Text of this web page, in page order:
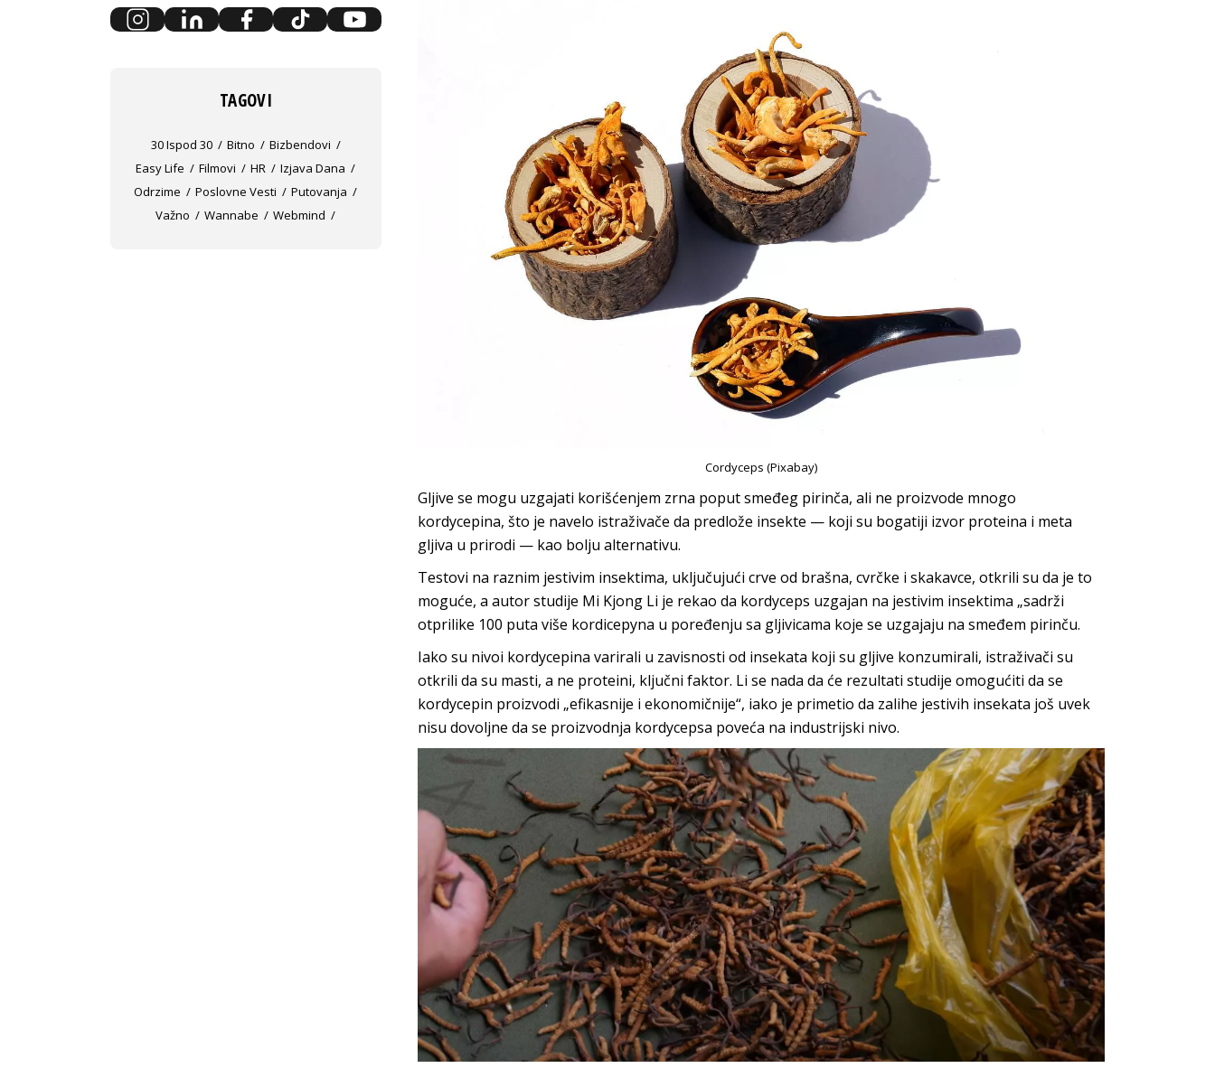
Cordyceps (Pixabay)
Gljive se mogu uzgajati korišćenjem zrna poput smeđeg pirinča, ali ne proizvode mnogo
kordycepina, što je navelo istraživače da predlože insekte — koji su bogatiji izvor proteina i meta
gljiva u prirodi — kao bolju alternativu.
Testovi na raznim jestivim insektima, uključujući crve od brašna, cvrčke i skakavce, otkrili su da je to
moguće, a autor studije Mi Kjong Li je rekao da kordyceps uzgajan na jestivim insektima „sadrži
otprilike 100 puta više kordicepyna u poređenju sa gljivicama koje se uzgajaju na smeđem pirinču.
Iako su nivoi kordycepina varirali u zavisnosti od insekata koji su gljive konzumirali, istraživači su
otkrili da su masti, a ne proteini, ključni faktor. Li se nada da će rezultati studije omogućiti da se
kordycepin proizvodi „efikasnije i ekonomičnije“, iako je primetio da zalihe jestivih insekata još uvek
nisu dovoljne da se proizvodnja kordycepsa poveća na industrijski nivo.
TAGOVI
30 Ispod 30 Bitno
Bizbendovi
Easy Life
Filmovi HR
Izjava Dana
Odrzime
Poslovne Vesti
Putovanja
Važno
Wannabe Webmind